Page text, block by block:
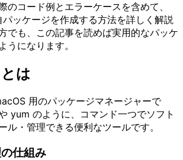
のコード例とエラーケースを含めて、
ッケージを作成する方法を詳しく解説
でも、この記事を読めば実用的なパッケ
うになります。
は
用のパッケージマネージャーで
yum のように、コマンド一つでソフト
ル・管理できる便利なツールです。
仕組み